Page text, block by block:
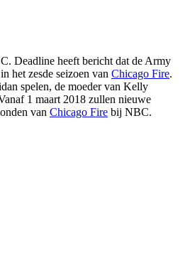
Deadline heeft bericht dat de Army
het zesde seizoen van Chicago Fire.
spelen, de moeder van Kelly
1 maart 2018 zullen nieuwe
van Chicago Fire bij NBC.